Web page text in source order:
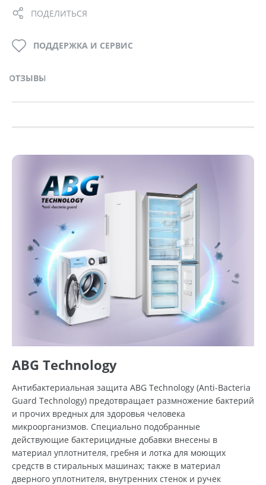
ПОДЕЛИТЬСЯ
ОТЗЫВЫ
ПОДДЕРЖКА И СЕРВИС
ABG Technology
Антибактериальная защита ABG Technology (Anti-Bacteria
Guard Technology) предотвращает размножение бактерий
и прочих вредных для здоровья человека
микроорганизмов. Специально подобранные
действующие бактерицидные добавки внесены в
материал уплотнителя, гребня и лотка для моющих
средств в стиральных машинах; также в материал
дверного уплотнителя, внутренних стенок и ручек